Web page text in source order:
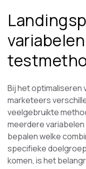
Bij het optimaliseren
marketeers
veelgebruikte
meerdere
bepalen welke
specifieke
komen, is het